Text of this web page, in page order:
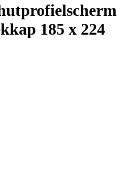
185 x 224